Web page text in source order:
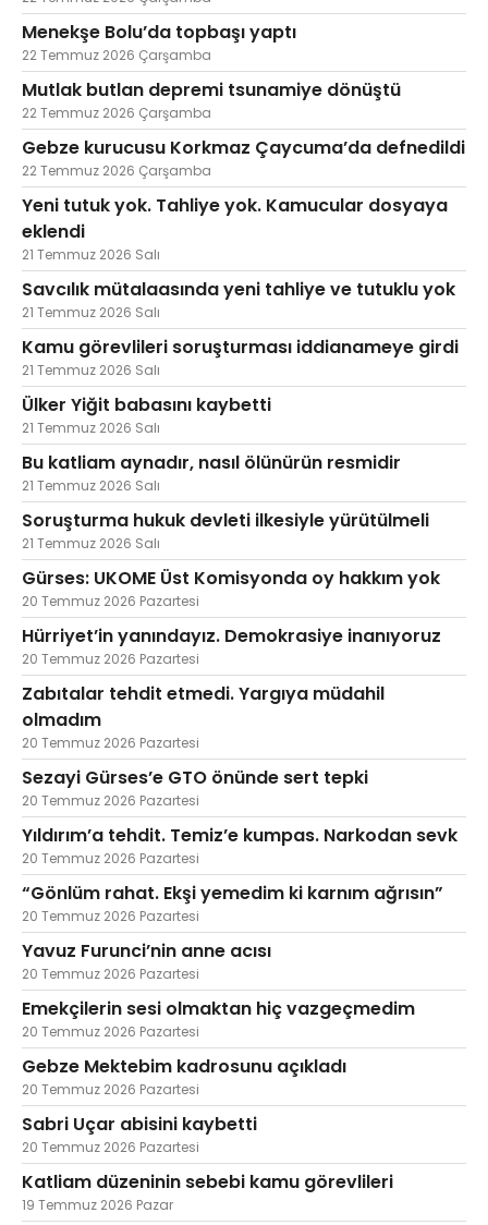
Menekşe Bolu’da topbaşı yaptı
22 Temmuz 2026 Çarşamba
Mutlak butlan depremi tsunamiye dönüştü
22 Temmuz 2026 Çarşamba
Gebze kurucusu Korkmaz Çaycuma’da defnedildi
22 Temmuz 2026 Çarşamba
Yeni tutuk yok. Tahliye yok. Kamucular dosyaya
eklendi
21 Temmuz 2026 Salı
Savcılık mütalaasında yeni tahliye ve tutuklu yok
21 Temmuz 2026 Salı
Kamu görevlileri soruşturması iddianameye girdi
21 Temmuz 2026 Salı
Ülker Yiğit babasını kaybetti
21 Temmuz 2026 Salı
Bu katliam aynadır, nasıl ölünürün resmidir
21 Temmuz 2026 Salı
Soruşturma hukuk devleti ilkesiyle yürütülmeli
21 Temmuz 2026 Salı
Gürses: UKOME Üst Komisyonda oy hakkım yok
20 Temmuz 2026 Pazartesi
Hürriyet’in yanındayız. Demokrasiye inanıyoruz
20 Temmuz 2026 Pazartesi
Zabıtalar tehdit etmedi. Yargıya müdahil
olmadım
20 Temmuz 2026 Pazartesi
Sezayi Gürses’e GTO önünde sert tepki
20 Temmuz 2026 Pazartesi
Yıldırım’a tehdit. Temiz’e kumpas. Narkodan sevk
20 Temmuz 2026 Pazartesi
“Gönlüm rahat. Ekşi yemedim ki karnım ağrısın”
20 Temmuz 2026 Pazartesi
Yavuz Furunci’nin anne acısı
20 Temmuz 2026 Pazartesi
Emekçilerin sesi olmaktan hiç vazgeçmedim
20 Temmuz 2026 Pazartesi
Gebze Mektebim kadrosunu açıkladı
20 Temmuz 2026 Pazartesi
Sabri Uçar abisini kaybetti
20 Temmuz 2026 Pazartesi
Katliam düzeninin sebebi kamu görevlileri
19 Temmuz 2026 Pazar